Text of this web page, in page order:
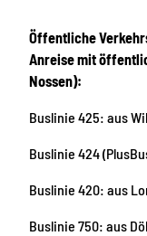
Öffentliche
Anreise mit
Nossen):
Buslinie 425: aus
Buslinie 424
Buslinie 420: aus
Buslinie 750: aus